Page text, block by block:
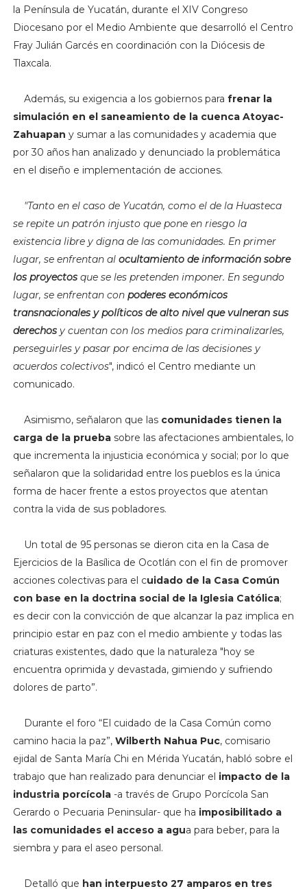
la Península de Yucatán, durante el XIV Congreso
Diocesano por el Medio Ambiente que desarrolló el Centro
Fray Julián Garcés en coordinación con la Diócesis de
Tlaxcala.
Además, su exigencia a los gobiernos para frenar la
simulación en el saneamiento de la cuenca Atoyac-
Zahuapan y sumar a las comunidades y academia que
por 30 años han analizado y denunciado la problemática
en el diseño e implementación de acciones.
"Tanto en el caso de Yucatán, como el de la Huasteca
se repite un patrón injusto que pone en riesgo la
existencia libre y digna de las comunidades. En primer
lugar, se enfrentan alocultamiento de información sobre
los proyectosque se les pretenden imponer. En segundo
lugar, se enfrentan con poderes económicos
transnacionales y políticos de alto nivel que vulneran sus
derechosy cuentan con los medios para criminalizarles,
perseguirles y pasar por encima de las decisiones y
acuerdos colectivos", indicó el Centro mediante un
comunicado.
Asimismo, señalaron que lascomunidades tienen la
carga de la pruebasobre las afectaciones ambientales, lo
que incrementa la injusticia económica y social; por lo que
señalaron que la solidaridad entre los pueblos es la única
forma de hacer frente a estos proyectos que atentan
contra la vida de sus pobladores.
Un total de 95 personas se dieron cita en la Casa de
Ejercicios de la Basílica de Ocotlán con el fin de promover
acciones colectivas para el cuidado de la Casa Común
con base en la doctrina social de la Iglesia Católica;
es decir con la convicción de que alcanzar la paz implica en
principio estar en paz con el medio ambiente y todas las
criaturas existentes, dado que la naturaleza "hoy se
encuentra oprimida y devastada, gimiendo y sufriendo
dolores de parto”.
Durante el foro “El cuidado de la Casa Común como
camino hacia la paz”, Wilberth Nahua Puc, comisario
ejidal de Santa María Chi en Mérida Yucatán, habló sobre el
trabajo que han realizado para denunciar el impacto de la
industria porcícola-a través de Grupo Porcícola San
Gerardo o Pecuaria Peninsular- que ha imposibilitado a
las comunidades el acceso a agua para beber, para la
siembra y para el aseo personal.
Detalló que han interpuesto 27 amparos en tres